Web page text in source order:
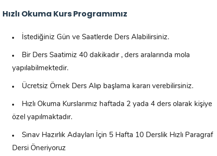
Hızlı Okuma Kurs Programımız
İstediğiniz Gün ve Saatlerde Ders Alabilirsiniz.
Bir Ders Saatimiz 40 dakikadır , ders aralarında mola
yapılabilmektedir.
Ücretsiz Örnek Ders Alıp başlama kararı verebilirsiniz.
Hızlı Okuma Kurslarımız haftada 2 yada 4 ders olarak kişiye
özel yapılmaktadır.
Sınav Hazırlık Adayları İçin 5 Hafta 10 Derslik Hızlı Paragraf
Dersi Öneriyoruz